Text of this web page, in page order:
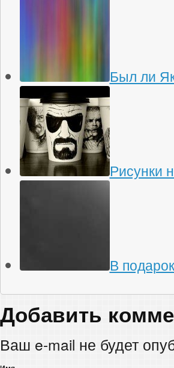
Был ли
Рисунки
В
Добавить
Ваш e-mail не будет